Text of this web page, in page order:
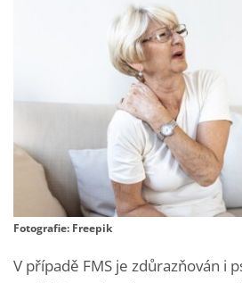
Fotografie: Freepik
V případě FMS je zdůrazňován i